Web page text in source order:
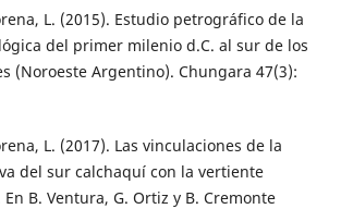
L. (2015). Estudio petrográfico de la
del primer milenio d.C. al sur de los
(Noroeste Argentino). Chungara 47(3):
L. (2017). Las vinculaciones de la
del sur calchaquí con la vertiente
B. Ventura, G. Ortiz y B. Cremonte